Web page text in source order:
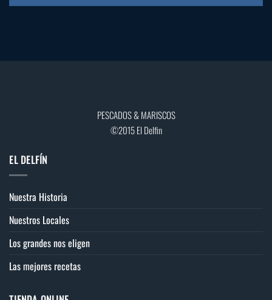
PESCADOS & MARISCOS
©2015 El Delfin
EL DELFÍN
Nuestra Historia
Nuestros Locales
Los grandes nos eligen
Las mejores recetas